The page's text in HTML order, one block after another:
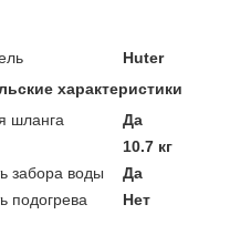
Huter
характеристики
шланга
Да
10.7 кг
забора воды
Да
подогрева
Нет